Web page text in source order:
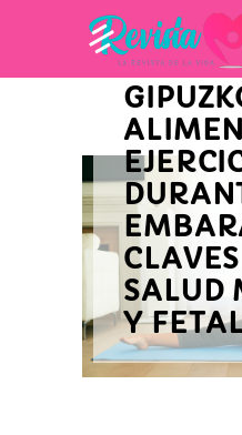
SALUD
Y